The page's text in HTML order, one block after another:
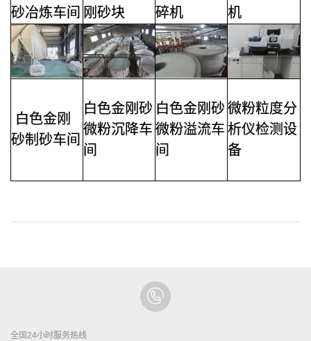
砂冶炼车间 刚砂块
碎机
机
白色金刚
砂制砂车间
白色金刚砂
微粉沉降车
间
白色金刚砂
微粉溢流车
间
微粉粒度分
析仪检测设
备
全国24小时服务热线